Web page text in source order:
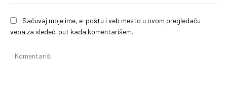
Sačuvaj moje ime, e-poštu i veb mesto u ovom pregledaču
veba za sledeći put kada komentarišem.